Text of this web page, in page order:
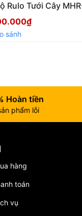
Rulo Tưới Cây
Đài Loan – 8
Có Bánh Xe Di
Lợi
Hoàn tiền
phẩm lỗi
hàng
toán
vụ